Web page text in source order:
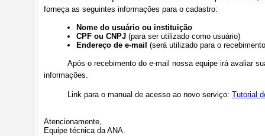
forneça as seguintes informações para o cadastro:
Nome do usuário ou instituição
CPF ou CNPJ (para ser utilizado como usuário)
Endereço de e-mail (será utilizado para o
Após o recebimento do e-mail nossa equipe irá avaliar
informações.
Link para o manual de acesso ao novo serviço: Tutorial
Atencionamente,
Equipe técnica da ANA.